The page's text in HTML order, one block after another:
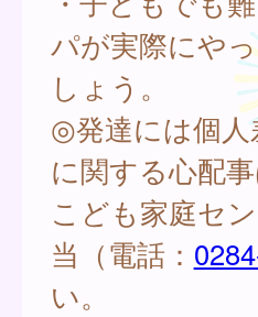
パが実際にや
しょう。
◎発達には個人
に関する心配
こども家庭セ
当（電話：
い。